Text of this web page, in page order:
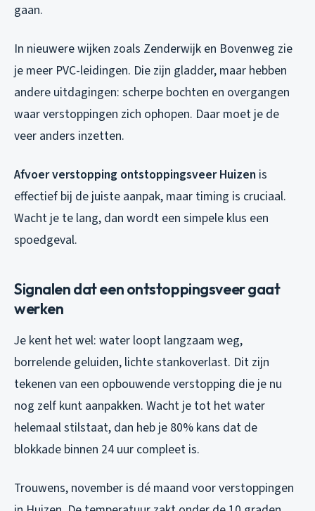
gaan.
In nieuwere wijken zoals Zenderwijk en Bovenweg zie
je meer PVC-leidingen. Die zijn gladder, maar hebben
andere uitdagingen: scherpe bochten en overgangen
waar verstoppingen zich ophopen. Daar moet je de
veer anders inzetten.
Afvoer verstopping ontstoppingsveer Huizen is
effectief bij de juiste aanpak, maar timing is cruciaal.
Wacht je te lang, dan wordt een simpele klus een
spoedgeval.
Signalen dat een ontstoppingsveer gaat
werken
Je kent het wel: water loopt langzaam weg,
borrelende geluiden, lichte stankoverlast. Dit zijn
tekenen van een opbouwende verstopping die je nu
nog zelf kunt aanpakken. Wacht je tot het water
helemaal stilstaat, dan heb je 80% kans dat de
blokkade binnen 24 uur compleet is.
Trouwens, november is dé maand voor verstoppingen